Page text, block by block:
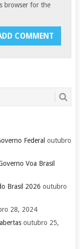
browser for the
Federal outubro
Voa Brasil
Brasil 2026 outubro
28, 2024
outubro 25,